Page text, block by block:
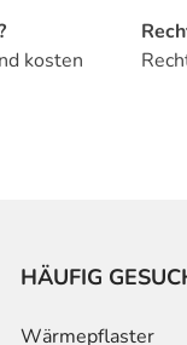
kosten
HÄUFIG
Wärmepflaster